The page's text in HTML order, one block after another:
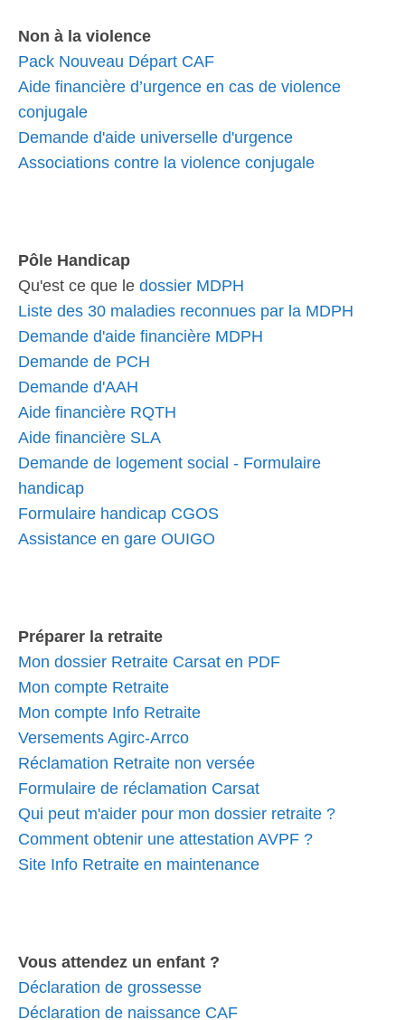
Non à la violence
Pack Nouveau Départ CAF
Aide financière d’urgence en cas de violence
conjugale
Demande d'aide universelle d'urgence
Associations contre la violence conjugale
Pôle Handicap
Qu'est ce que le dossier MDPH
Liste des 30 maladies reconnues par la MDPH
Demande d'aide financière MDPH
Demande de PCH
Demande d'AAH
Aide financière RQTH
Aide financière SLA
Demande de logement social - Formulaire
handicap
Formulaire handicap CGOS
Assistance en gare OUIGO
Préparer la retraite
Mon dossier Retraite Carsat en PDF
Mon compte Retraite
Mon compte Info Retraite
Versements Agirc-Arrco
Réclamation Retraite non versée
Formulaire de réclamation Carsat
Qui peut m'aider pour mon dossier retraite ?
Comment obtenir une attestation AVPF ?
Site Info Retraite en maintenance
Vous attendez un enfant ?
Déclaration de grossesse
Déclaration de naissance CAF